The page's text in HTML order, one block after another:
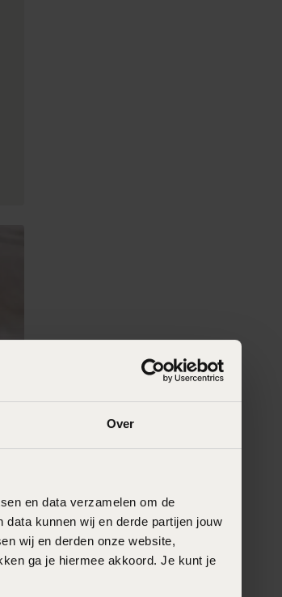
Over
en data verzamelen om de
kunnen wij en derde partijen jouw
wij en derden onze website,
ga je hiermee akkoord. Je kunt je